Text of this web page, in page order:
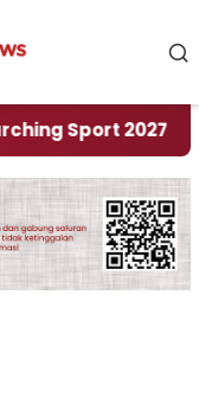
Sport 2027